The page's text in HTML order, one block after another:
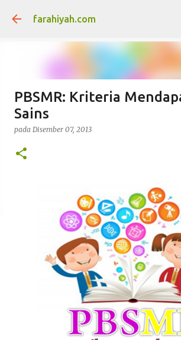
Langkau ke kandungan
farahiyah.com
PBSMR: Kriteria
Sains
pada Disember 07, 2013